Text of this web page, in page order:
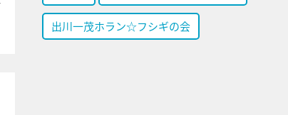
出川一茂ホラン☆フシギの会